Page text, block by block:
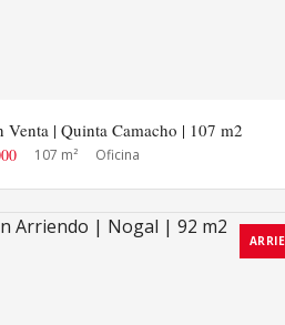
Venta | Quinta Camacho | 107 m2
107 m² Oficina